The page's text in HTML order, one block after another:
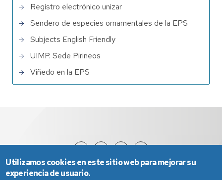
Registro electrónico unizar
Sendero de especies ornamentales de la EPS
Subjects English Friendly
UIMP. Sede Pirineos
Viñedo en la EPS
Utilizamos cookies en este sitio web para mejorar su
experiencia de usuario.